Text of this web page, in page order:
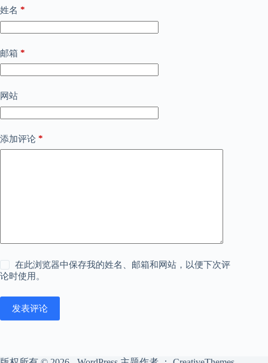
姓名 *
邮箱 *
网站
添加评论 *
在此浏览器中保存我的姓名、邮箱和网站，以便下次评
论时使用。
发表评论